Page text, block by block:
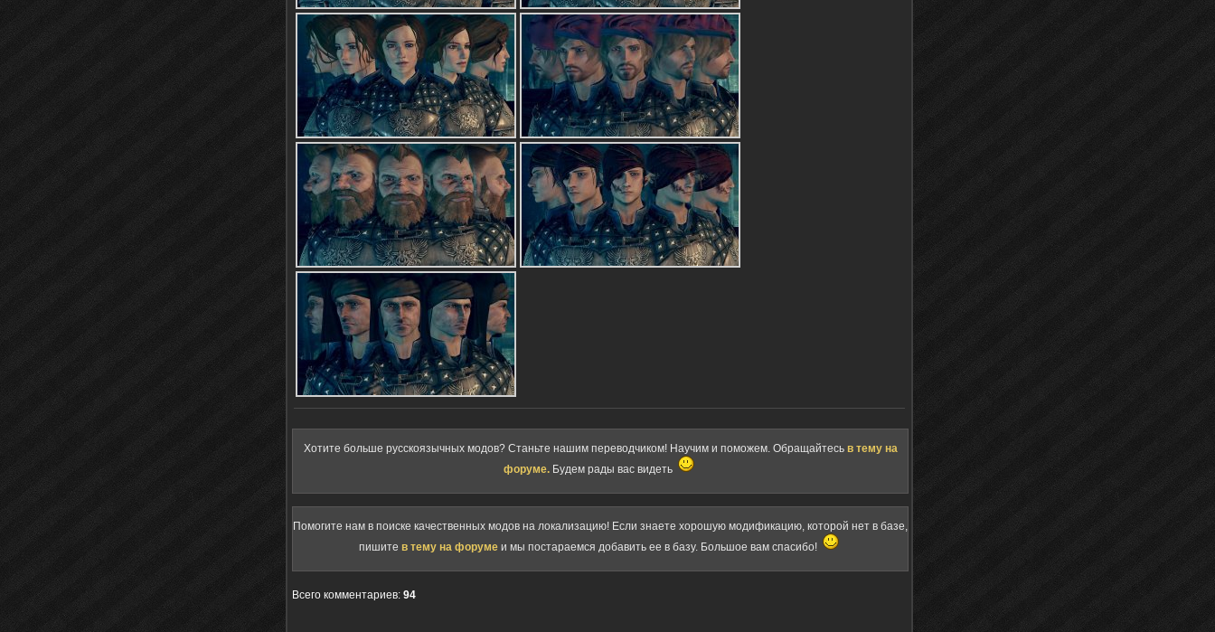
Хотите больше русскоязычных модов? Станьте нашим переводчиком! Научим и поможем. Обращайтесь в тему на
форуме. Будем рады вас видеть
Помогите нам в поиске качественных модов на локализацию! Если знаете хорошую модификацию, которой нет в базе,
пишите в тему на форуме и мы постараемся добавить ее в базу. Большое вам спасибо!
Всего комментариев: 94